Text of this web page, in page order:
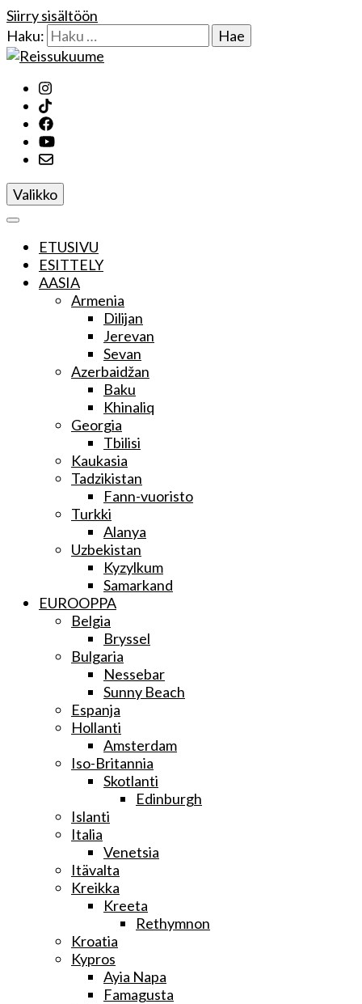
Siirry sisältöön
Haku:
Reissukuume
Valikko
ETUSIVU
ESITTELY
AASIA
Armenia
Dilijan
Jerevan
Sevan
Azerbaidžan
Baku
Khinaliq
Georgia
Tbilisi
Kaukasia
Tadzikistan
Fann-vuoristo
Turkki
Alanya
Uzbekistan
Kyzylkum
Samarkand
EUROOPPA
Belgia
Bryssel
Bulgaria
Nessebar
Sunny Beach
Espanja
Hollanti
Amsterdam
Iso-Britannia
Skotlanti
Edinburgh
Islanti
Italia
Venetsia
Itävalta
Kreikka
Kreeta
Rethymnon
Kroatia
Kypros
Ayia Napa
Famagusta